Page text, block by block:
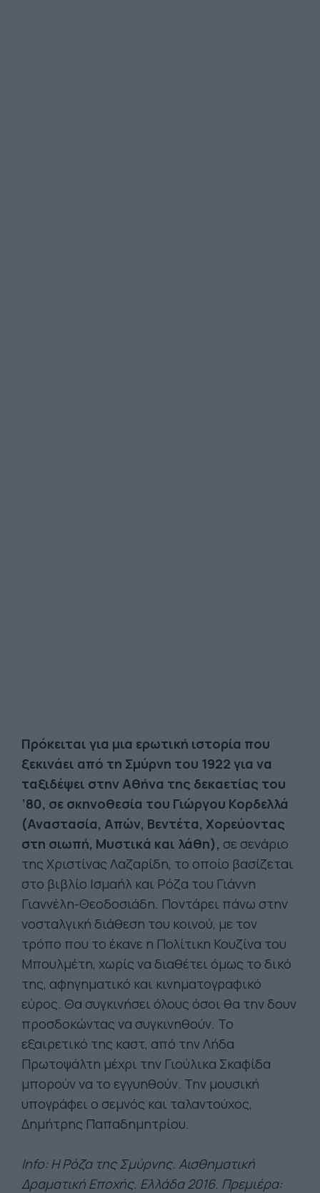
Πρόκειται για μια ερωτική ιστορία που
ξεκινάει από τη Σμύρνη του 1922 για να
ταξιδέψει στην Αθήνα της δεκαετίας του
’80, σε σκηνοθεσία του Γιώργου Κορδελλά
(Αναστασία, Απών, Βεντέτα, Χορεύοντας
στη σιωπή, Μυστικά και λάθη), σε σενάριο
της Χριστίνας Λαζαρίδη, το οποίο βασίζεται
στο βιβλίο Ισμαήλ και Ρόζα του Γιάννη
Γιαννέλη-Θεοδοσιάδη. Ποντάρει πάνω στην
νοσταλγική διάθεση του κοινού, με τον
τρόπο που το έκανε η Πολίτικη Κουζίνα του
Μπουλμέτη, χωρίς να διαθέτει όμως το δικό
της, αφηγηματικό και κινηματογραφικό
εύρος. Θα συγκινήσει όλους όσοι θα την δουν
προσδοκώντας να συγκινηθούν. Το
εξαιρετικό της καστ, από την Λήδα
Πρωτοψάλτη μέχρι την Γιούλικα Σκαφίδα
μπορούν να το εγγυηθούν. Την μουσική
υπογράφει ο σεμνός και ταλαντούχος,
Δημήτρης Παπαδημητρίου.
Info: Η Ρόζα της Σμύρνης. Αισθηματική
Δραματική Εποχής. Ελλάδα 2016. Πρεμιέρα: